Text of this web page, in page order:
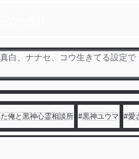
白、ナナセ、コウ生きてる設定で
俺と黒神心霊相談所 #黒神ユウマ #愛